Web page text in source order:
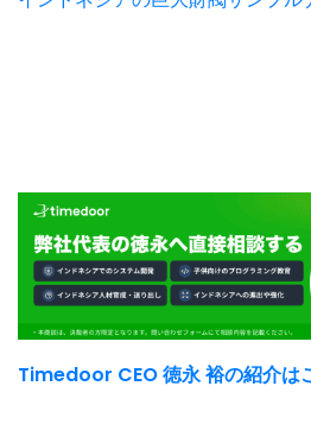
Timedoor CEO 徳永 裕の紹介は